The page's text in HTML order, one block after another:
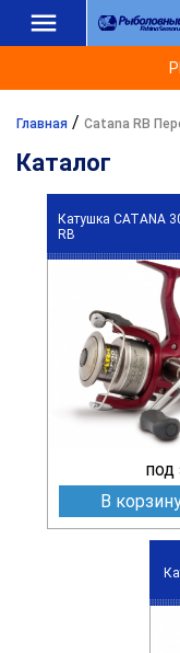
Главная / Catana RB
Каталог
Катушка CATANA
RB
под
В